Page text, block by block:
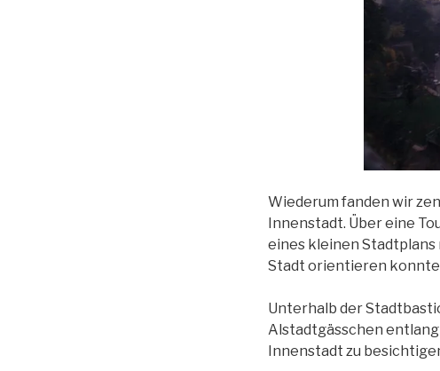
Wiederum fanden wir
Innenstadt. Über eine
eines kleinen
Stadt orientieren
Unterhalb der
Alstadtgässchen entlang
Innenstadt zu